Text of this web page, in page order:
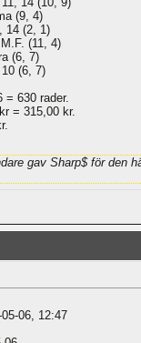
(9, 4)
14 (2, 1)
(11, 4)
(6, 7)
(6, 7)
= 630 rader.
= 315,00 kr.
gav Sharp$ för den
06, 12:47